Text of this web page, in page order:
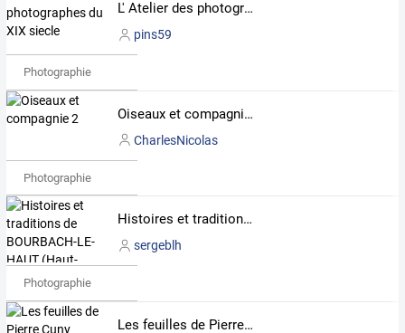
L' Atelier des photographes du XIX siecle
pins59
Photographie
Oiseaux et compagnie 2
CharlesNicolas
Photographie
Histoires et traditions de BOURBACH-LE-HAUT (Haut-Rhin)
sergeblh
Photographie
Les feuilles de Pierre Cuny